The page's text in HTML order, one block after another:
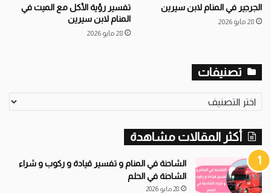
الجرجير في المنام لابن سيرين
28 مايو 2026
تفسير رؤية الأكل مع الميت في
المنام لابن سيرين
28 مايو 2026
تصنيفات
ص
ف
ا
ت
أكثر المقالات مشاهدة
الشاحنة في المنام و تفسير قيادة و ركوب و شراء
الشاحنة في الحلم
28 مايو 2026